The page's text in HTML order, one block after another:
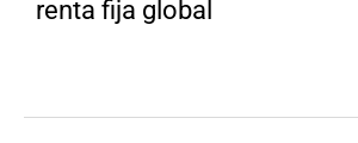
renta fija global